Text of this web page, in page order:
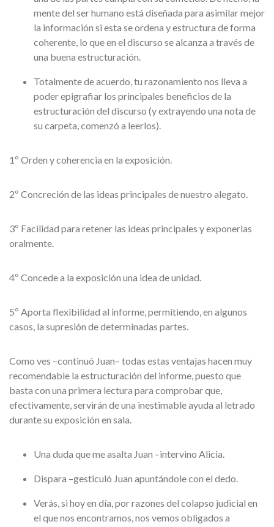
mente del ser humano está diseñada para asimilar mejor
la información si esta se ordena y estructura de forma
coherente, lo que en el discurso se alcanza a través de
una buena estructuración.
Totalmente de acuerdo, tu razonamiento nos lleva a
poder epigrafiar los principales beneficios de la
estructuración del discurso (y extrayendo una nota de
su carpeta, comenzó a leerlos).
1º Orden y coherencia en la exposición.
2º Concreción de las ideas principales de nuestro alegato.
3º Facilidad para retener las ideas principales y exponerlas
oralmente.
4º Concede a la exposición una idea de unidad.
5º Aporta flexibilidad al informe, permitiendo, en algunos
casos, la supresión de determinadas partes.
Como ves –continuó Juan– todas estas ventajas hacen muy
recomendable la estructuración del informe, puesto que
basta con una primera lectura para comprobar que,
efectivamente, servirán de una inestimable ayuda al letrado
durante su exposición en sala.
Una duda que me asalta Juan –intervino Alicia.
Dispara –gesticuló Juan apuntándole con el dedo.
Verás, si hoy en día, por razones del colapso judicial en
el que nos encontramos, nos vemos obligados a